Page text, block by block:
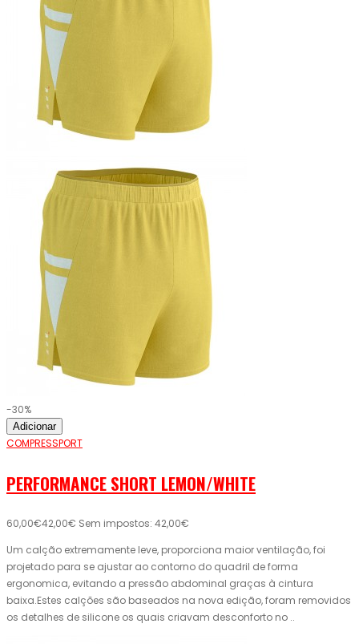
-30%
Adicionar
COMPRESSPORT
PERFORMANCE SHORT LEMON/WHITE
60,00€42,00€ Sem impostos: 42,00€
Um calção extremamente leve, proporciona maior ventilação, foi
projetado para se ajustar ao contorno do quadril de forma
ergonomica, evitando a pressão abdominal graças à cintura
baixa.Estes calções são baseados na nova edição, foram removidos
os detalhes de silicone os quais criavam desconforto no ..